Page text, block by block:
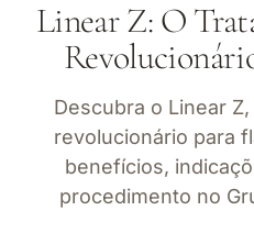
Linear Z: O
Descubra o Linear
revolucionário para
benefícios,
procedimento no